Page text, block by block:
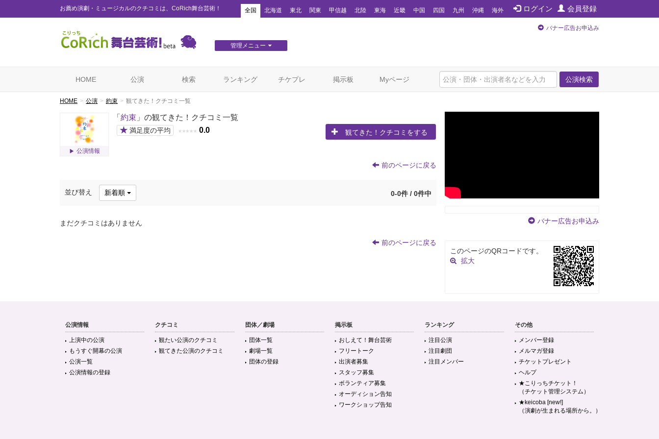
お薦め演劇・ミュージカルのクチコミは、CoRich舞台芸術！ ログイン 会員登録
全国 北海道 東北 関東 甲信越 北陸 東海 近畿 中国 四国 九州 沖縄 海外
管理メニュー
バナー広告お申込み
公演検索
HOME 公演 検索 ランキング チケプレ 掲示板 Myページ
HOME 公演 約束 観てきた！クチコミ一覧
公演情報
「 約束 」の観てきた！クチコミ一覧
★ 満足度の平均 ★ ★ ★ ★ ★ 0.0 観てきた！クチコミをする
前のページに戻る
並び替え 新着順 0-0件 / 0件中
まだクチコミはありません
前のページに戻る
バナー広告お申込み
このページのQRコードです。
拡大
公演情報
上演中の公演
もうすぐ開幕の公演
公演一覧
公演情報の登録
クチコミ
観たい公演のクチコミ
観てきた公演のクチコミ
団体／劇場
団体一覧
劇場一覧
団体の登録
掲示板
おしえて！舞台芸術
フリートーク
出演者募集
スタッフ募集
ボランティア募集
オーディション告知
ワークショップ告知
ランキング
注目公演
注目劇団
注目メンバー
その他
メンバー登録
メルマガ登録
チケットプレゼント
ヘルプ
★こりっちチケット！
（チケット管理システム）
★keicoba [new!]
（演劇が生まれる場所から。）